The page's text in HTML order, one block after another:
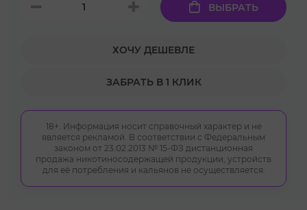
ВЫБРАТЬ
ХОЧУ ДЕШЕВЛЕ
ЗАБРАТЬ В 1 КЛИК
18+. Информация носит справочный характер и не
является рекламой. В соответствии с Федеральным
законом от 23.02.2013 № 15-ФЗ дистанционная
продажа никотиносодержащей продукции, устройств
для её потребления и кальянов не осуществляется.